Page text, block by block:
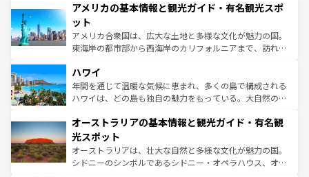
ンツ一覧を参照してほしい。
の建物がそのまま残る町や、スイスならではのユニークな
博物館もあり、アルプス観光だけでなく町歩きも満喫する
ことができる。国民の所得が高いため物価も高いが、旅行
者向けの交通パス提供のサービスもあり、うまく活用すれ
着のスイス情報は
アメリカの基本情報と観光ガイド・有名観光スポ
ット
アメリカ合衆国は、広大な土地と多様な文化が魅力の国。
東海岸の都市部から西海岸のカリフォルニアまで、訪れる
のような巨大都市は、観光、ショッピング、エンターテイ
ンメントが詰まった刺激的なスポットだ。一方、アメリカ
西部には大自然が広がり、グランドキャニオンやイエロー
部のニューオーリンズでは、音楽と美食が融合した独特の
文化が魅力。旅行者はアメリカの各地域で異なる魅力を楽
しみながら、その多様性と豊かな歴史を感じることができ
るだろう。車でのロードトリップや列車の旅も、アメリカ
ハワイ
年間を通じて温暖な気候に恵まれ、多くの島で構成される
ハワイは、どの島も独自の魅力をもっている。大自然の神
ワイ島は見逃せない。また、定番の観光地といえばオアフ
島だが、静かな自然を求めるならマウイ島やカウアイ島が
おすすめ。エメラルドグリーンに輝く海をはじめ、豊かな
文化や歴史が息づいている。「アロハスピリット」と呼ば
オーストラリアの基本情報と観光ガイド・有名観
光スポット
オーストラリアは、壮大な自然と多様な文化が魅力の国。
シドニーのシンボルであるシドニー・オペラハウス、オー